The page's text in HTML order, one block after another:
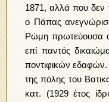
1871, αλλά που δεν
ο Πάπας
Ρώμη πρωτεύουσα
επί παντός
ποντιφικών
της πόλης του
κατ. (1929 έτος